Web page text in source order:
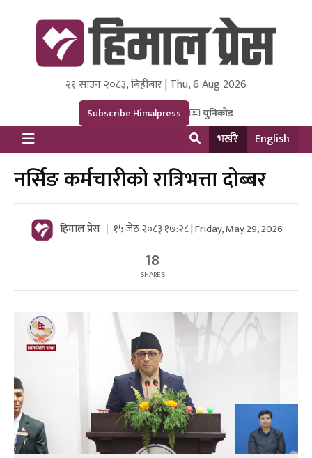
Himal Press
Dot NewsyNepal Media and Research Pvt Ltd.
२१ साउन २०८३, बिहीबार | Thu, 6 Aug 2026
Subscribe Himalpress युनिकोड
भर्खरै English
नर्सिङ कर्मचारीको रात्रिभत्ता दोब्बर
हिमाल प्रेस १५ जेठ २०८३ १७:२८ | Friday, May 29, 2026
18
SHARES